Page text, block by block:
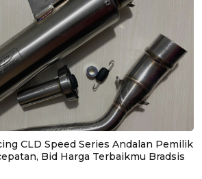
CLD Speed Series Andalan Pemilik
Bid Harga Terbaikmu Bradsis